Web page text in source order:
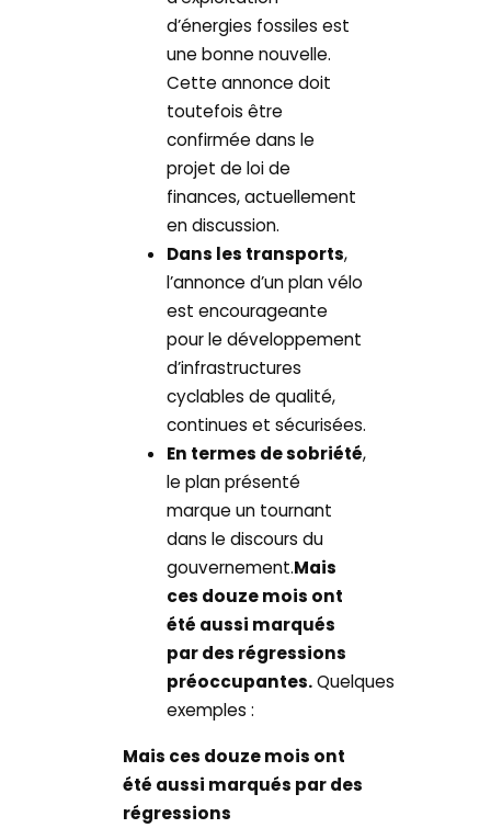
d’énergies fossiles est
une bonne nouvelle.
Cette annonce doit
toutefois être
confirmée dans le
projet de loi de
finances, actuellement
en discussion.
Dans les transports,
l’annonce d’un plan vélo
est encourageante
pour le développement
d’infrastructures
cyclables de qualité,
continues et sécurisées.
En termes de sobriété,
le plan présenté
marque un tournant
dans le discours du
gouvernement.Mais
ces douze mois ont
été aussi marqués
par des régressions
préoccupantes.Quelques
exemples :
Mais ces douze mois ont
été aussi marqués par des
régressions